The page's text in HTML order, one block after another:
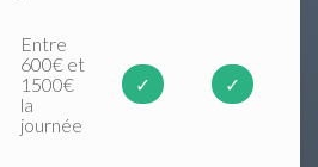
Entre
600€ et
1500€
la
journée
✓ ✓